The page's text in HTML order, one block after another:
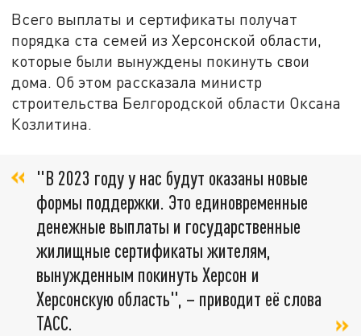
Всего выплаты и сертификаты получат
порядка ста семей из Херсонской области,
которые были вынуждены покинуть свои
дома. Об этом рассказала министр
строительства Белгородской области Оксана
Козлитина.
"В 2023 году у нас будут оказаны новые
формы поддержки. Это единовременные
денежные выплаты и государственные
жилищные сертификаты жителям,
вынужденным покинуть Херсон и
Херсонскую область", – приводит её слова
ТАСС.